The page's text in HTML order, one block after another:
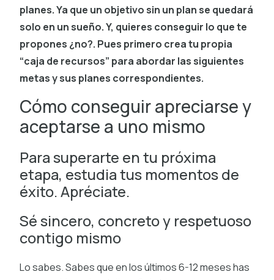
planes. Ya que un objetivo sin un plan se quedará
solo en un sueño. Y, quieres conseguir lo que te
propones ¿no?. Pues primero crea tu propia
“caja de recursos” para abordar las siguientes
metas y sus planes correspondientes.
Cómo conseguir apreciarse y
aceptarse a uno mismo
Para superarte en tu próxima
etapa, estudia tus momentos de
éxito. Apréciate.
Sé sincero, concreto y respetuoso
contigo mismo
Lo sabes. Sabes que en los últimos 6-12 meses has